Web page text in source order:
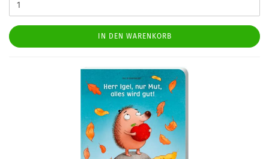
IN DEN WARENKORB